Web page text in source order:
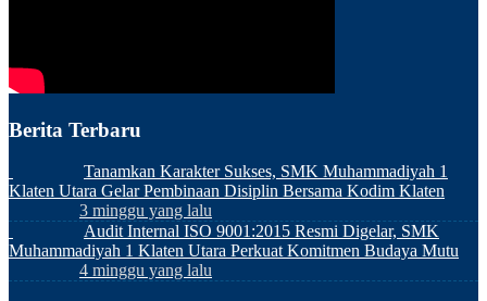
Berita Terbaru
Tanamkan Karakter Sukses, SMK Muhammadiyah 1
Klaten Utara Gelar Pembinaan Disiplin Bersama Kodim Klaten
3 minggu yang lalu
Audit Internal ISO 9001:2015 Resmi Digelar, SMK
Muhammadiyah 1 Klaten Utara Perkuat Komitmen Budaya Mutu
4 minggu yang lalu